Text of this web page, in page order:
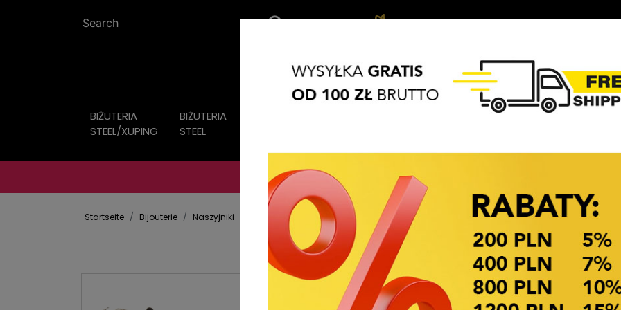
BIŻUTERIA
STEEL/XUPING
BIŻUTERIA
STEEL
OKAZJE CENOWE
Startseite Bijouterie Naszyjniki